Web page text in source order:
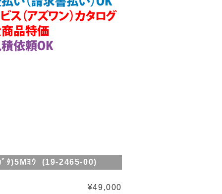
ﾞﾀ)5Mﾖｳ (19-2465-00)
¥49,000